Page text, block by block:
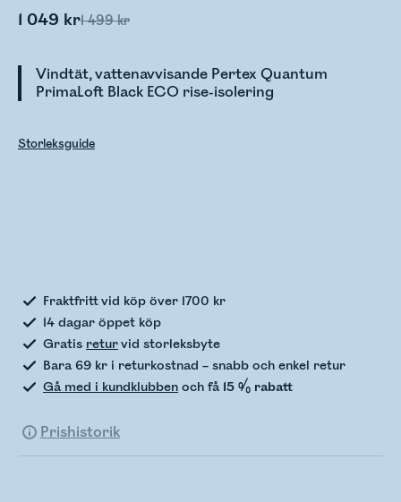
1 049 kr1 499 kr
Vindtät, vattenavvisande Pertex Quantum
PrimaLoft Black ECO rise-isolering
Storleksguide
Fraktfritt vid köp över 1700 kr
14 dagar öppet köp
Gratis returvid storleksbyte
Bara 69 kr i returkostnad – snabb och enkel retur
Gå med i kundklubben och få 15 % rabatt
Prishistorik